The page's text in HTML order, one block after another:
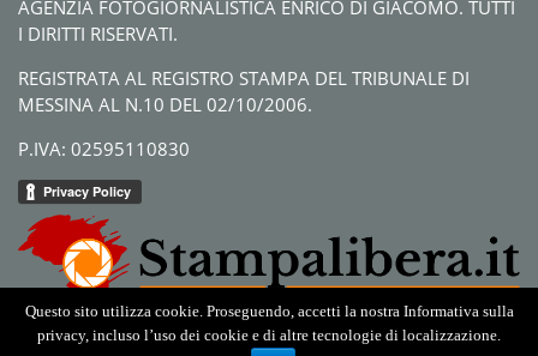
AGENZIA FOTOGIORNALISTICA ENRICO DI GIACOMO. TUTTI
I DIRITTI RISERVATI.
REGISTRATA AL REGISTRO STAMPA DEL TRIBUNALE DI
MESSINA AL N.10 DEL 02/10/2006.
P.IVA: 02595110830
Questo sito utilizza cookie. Proseguendo, accetti la nostra Informativa sulla
privacy, incluso l’uso dei cookie e di altre tecnologie di localizzazione.